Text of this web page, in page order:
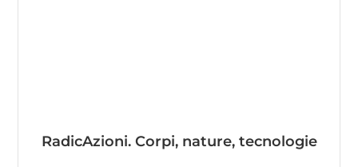
RadicAzioni. Corpi, nature, tecnologie